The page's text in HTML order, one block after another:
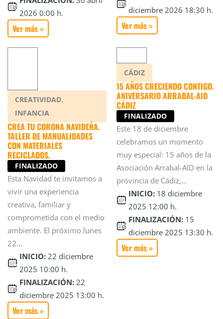
2026 0:00 h.
Ver más »
diciembre 2026 18:30 h.
Ver más »
CREATIVIDAD,
INFANCIA
CREA TU CORONA NAVIDEÑA.
TALLER DE MANUALIDADES
CON MATERIALES
RECICLADOS.
FINALIZADO
Esta Navidad te invitamos a
vivir una experiencia
creativa, familiar y
comprometida con el medio
ambiente. El próximo lunes
22...
INICIO: 22 diciembre
2025 10:00 h.
FINALIZACIÓN: 22
diciembre 2025 13:00 h.
Ver más »
CÁDIZ
15 AÑOS CRECIENDO CONTIGO.
ANIVERSARIO ARRABAL-AID
CÁDIZ
FINALIZADO
Este 18 de diciembre
celebramos un momento
muy especial: 15 años de la
Asociación Arrabal-AID en la
provincia de Cádiz,...
INICIO: 18 diciembre
2025 12:00 h.
FINALIZACIÓN: 15
diciembre 2025 13:30 h.
Ver más »